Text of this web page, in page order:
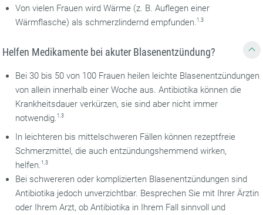
Von vielen Frauen wird Wärme (z. B. Auflegen einer
Wärmflasche) als schmerzlindernd empfunden.1,3
Helfen Medikamente bei akuter Blasenentzündung?
Bei 30 bis 50 von 100 Frauen heilen leichte Blasenentzündungen
von allein innerhalb einer Woche aus. Antibiotika können die
Krankheitsdauer verkürzen, sie sind aber nicht immer
notwendig.1,3
In leichteren bis mittelschweren Fällen können rezeptfreie
Schmerzmittel, die auch entzündungshemmend wirken,
helfen.1,3
Bei schwereren oder komplizierten Blasenentzündungen sind
Antibiotika jedoch unverzichtbar. Besprechen Sie mit Ihrer Ärztin
oder Ihrem Arzt, ob Antibiotika in Ihrem Fall sinnvoll und